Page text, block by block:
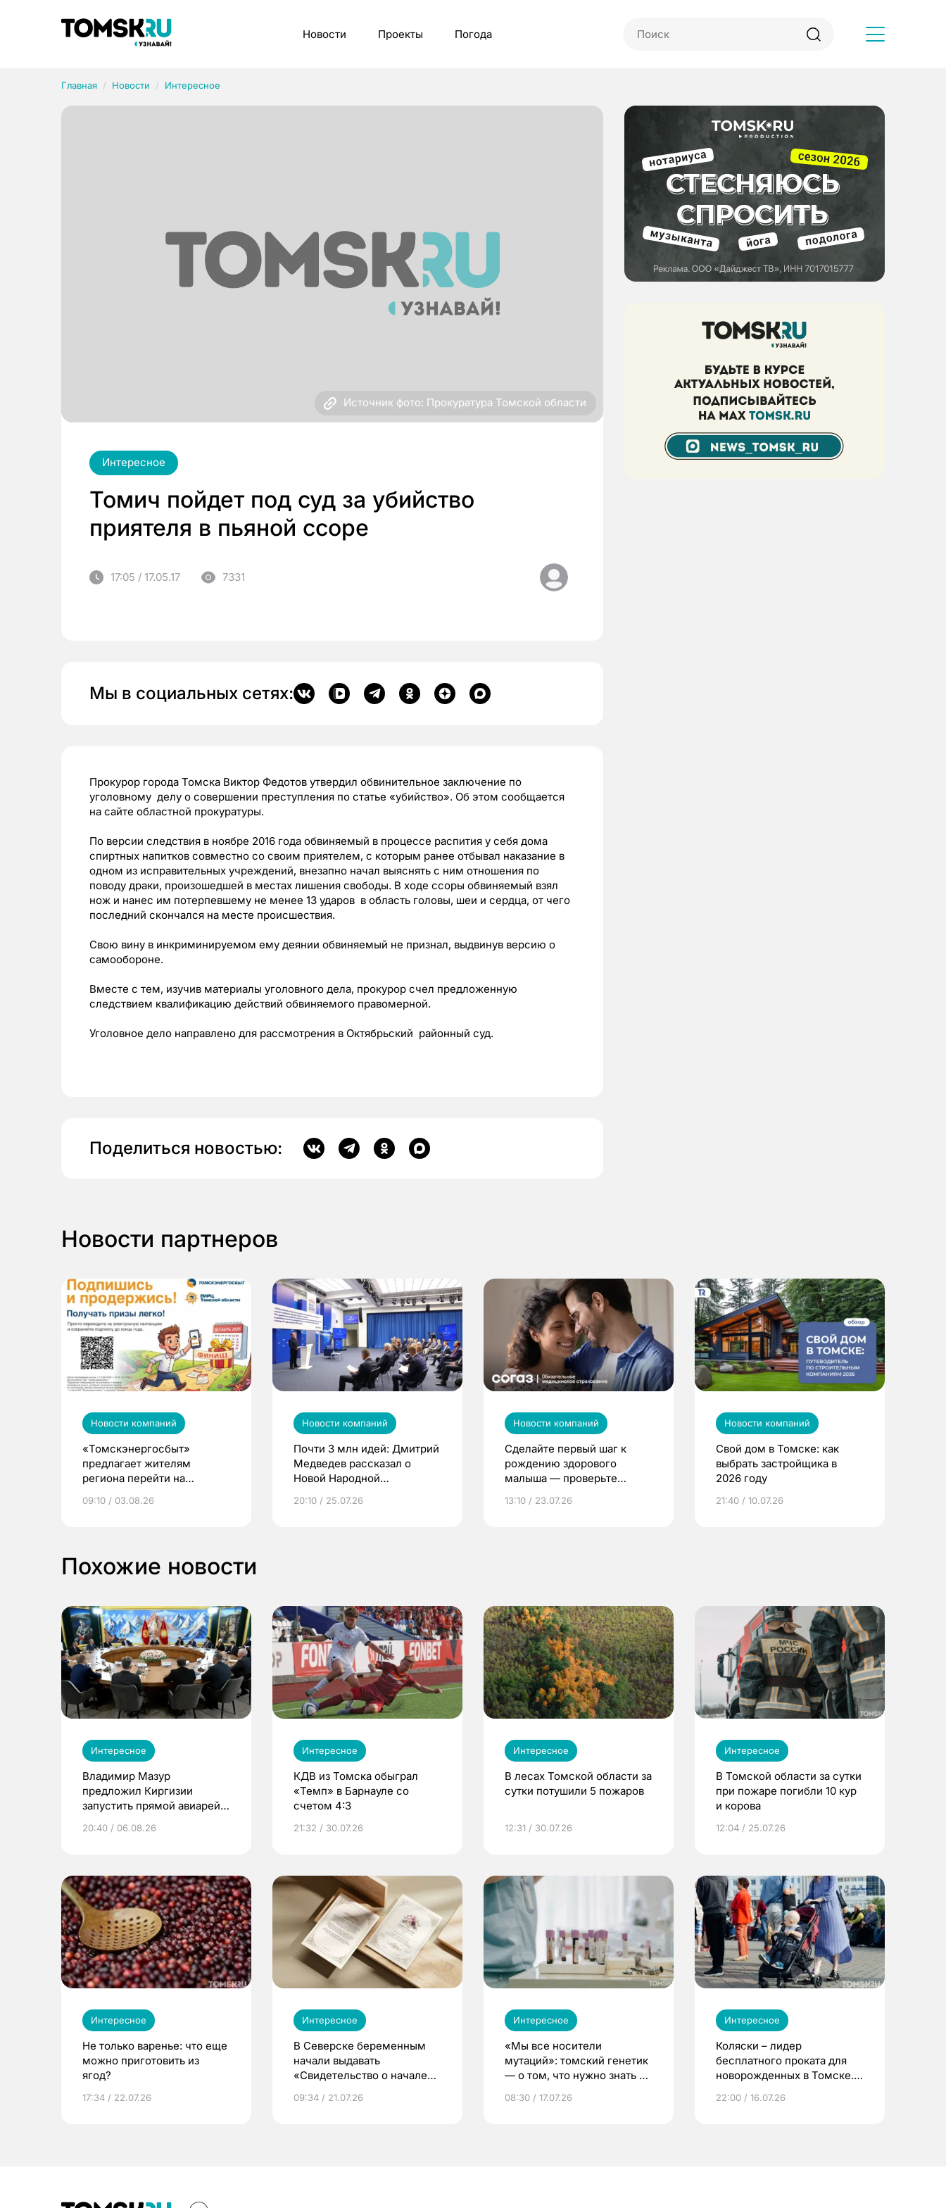
Новости Проекты Погода
Главная Новости Интересное
Источник фото: Прокуратура Томской области
Интересное
Томич пойдет под суд за убийство
приятеля в пьяной ссоре
17:05 / 17.05.17 7331
Мы в социальных сетях:
Прокурор города Томска Виктор Федотов утвердил обвинительное заключение по
уголовному делу о совершении преступления по статье «убийство». Об этом сообщается
на сайте областной прокуратуры.
По версии следствия в ноябре 2016 года обвиняемый в процессе распития у себя дома
спиртных напитков совместно со своим приятелем, с которым ранее отбывал наказание в
одном из исправительных учреждений, внезапно начал выяснять с ним отношения по
поводу драки, произошедшей в местах лишения свободы. В ходе ссоры обвиняемый взял
нож и нанес им потерпевшему не менее 13 ударов в область головы, шеи и сердца, от чего
последний скончался на месте происшествия.
Свою вину в инкриминируемом ему деянии обвиняемый не признал, выдвинув версию о
самообороне.
Вместе с тем, изучив материалы уголовного дела, прокурор счел предложенную
следствием квалификацию действий обвиняемого правомерной.
Уголовное дело направлено для рассмотрения в Октябрьский районный суд.
Поделиться новостью:
Новости партнеров
Новости компаний
«Томскэнергосбыт»
предлагает жителям
региона перейти на
выиграть призы
09:10 / 03.08.26
Новости компаний
Почти 3 млн идей: Дмитрий
Медведев рассказал о
Новой Народной
20:10 / 25.07.26
Новости компаний
Сделайте первый шаг к
рождению здорового
малыша — проверьте
по ОМС!
13:10 / 23.07.26
Новости компаний
Свой дом в Томске: как
выбрать застройщика в
2026 году
21:40 / 10.07.26
Похожие новости
Интересное
Владимир Мазур
предложил Киргизии
запустить прямой авиарейс
20:40 / 06.08.26
Интересное
КДВ из Томска обыграл
«Темп» в Барнауле со
счетом 4:3
21:32 / 30.07.26
Интересное
В лесах Томской области за
сутки потушили 5 пожаров
12:31 / 30.07.26
Интересное
В Томской области за сутки
при пожаре погибли 10 кур
и корова
12:04 / 25.07.26
Интересное
Не только варенье: что еще
можно приготовить из
ягод?
17:34 / 22.07.26
Интересное
В Северске беременным
начали выдавать
«Свидетельство о начале
09:34 / 21.07.26
Интересное
«Мы все носители
мутаций»: томский генетик
— о том, что нужно знать до
08:30 / 17.07.26
Интересное
Коляски – лидер
бесплатного проката для
новорожденных в Томске.
22:00 / 16.07.26
Рубрики